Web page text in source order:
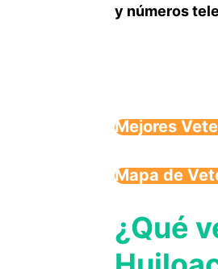
y números
Mejores
Mapa de
¿Qué